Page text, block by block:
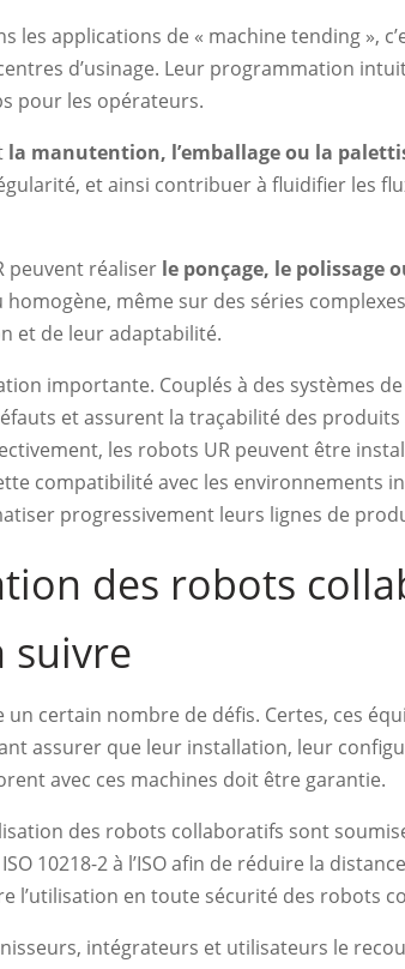
les applications de « machine tending »,
d’usinage. Leur programmation
pour les opérateurs.
la manutention, l’emballage ou la
et ainsi contribuer à fluidifier les
peuvent réaliser le ponçage, le polissage
même sur des séries
et de leur adaptabilité.
importante. Couplés à des systèmes
et assurent la traçabilité des
les robots UR peuvent être
compatibilité avec les environnements
progressivement leurs lignes de
des robots
suivre
certain nombre de défis. Certes, ces
assurer que leur installation, leur
avec ces machines doit être garantie.
des robots collaboratifs sont
10218-2 à l’ISO afin de réduire la
l’utilisation en toute sécurité des robots
intégrateurs et utilisateurs le